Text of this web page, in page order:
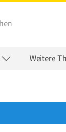
Weitere